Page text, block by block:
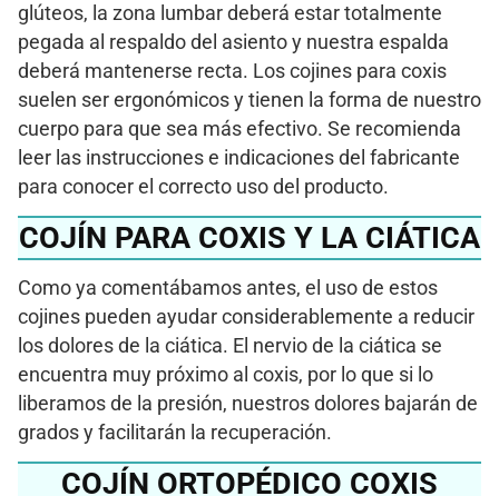
glúteos, la zona lumbar deberá estar totalmente
pegada al respaldo del asiento y nuestra espalda
deberá mantenerse recta. Los cojines para coxis
suelen ser ergonómicos y tienen la forma de nuestro
cuerpo para que sea más efectivo. Se recomienda
leer las instrucciones e indicaciones del fabricante
para conocer el correcto uso del producto.
COJÍN PARA COXIS Y LA CIÁTICA
Como ya comentábamos antes, el uso de estos
cojines pueden ayudar considerablemente a reducir
los dolores de la ciática. El nervio de la ciática se
encuentra muy próximo al coxis, por lo que si lo
liberamos de la presión, nuestros dolores bajarán de
grados y facilitarán la recuperación.
COJÍN ORTOPÉDICO COXIS